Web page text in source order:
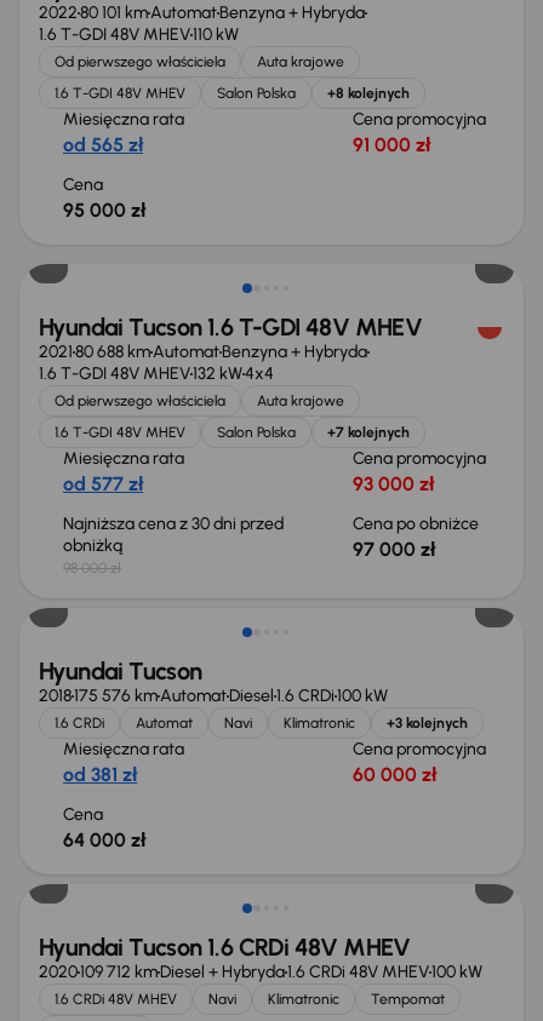
202280 101 kmAutomatBenzyna + Hybryda
1.6 T-GDI 48V MHEV110 kW
Od pierwszego właściciela
Auta krajowe
1.6 T-GDI 48V MHEV
Salon Polska +8 kolejnych
Miesięczna rata
od 565 zł
Cena promocyjna
91 000 zł
Cena
95 000 zł
Hyundai Tucson 1.6 T-GDI 48V MHEV
202180 688 kmAutomatBenzyna + Hybryda
1.6 T-GDI 48V MHEV132 kW4x4
Od pierwszego właściciela
Auta krajowe
1.6 T-GDI 48V MHEV
Salon Polska +7 kolejnych
Miesięczna rata
od 577 zł
Cena promocyjna
93 000 zł
Najniższa cena z 30 dni przed
obniżką
98 000 zł
Cena po obniżce
97 000 zł
Hyundai Tucson
2018175 576 kmAutomatDiesel1.6 CRDi100 kW
1.6 CRDi Automat Navi Klimatronic +3 kolejnych
Miesięczna rata
od 381 zł
Cena promocyjna
60 000 zł
Cena
64 000 zł
Hyundai Tucson 1.6 CRDi 48V MHEV
2020109 712 kmDiesel + Hybryda1.6 CRDi 48V MHEV100 kW
1.6 CRDi 48V MHEV Navi Klimatronic
Tempomat